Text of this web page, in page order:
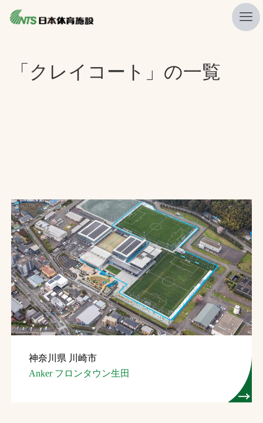
ニュース
会社概要
採用情報
検索
お問合せ
お取引先の皆様へ
ソーシャルメディアポリシー
「クレイコート」の一覧
神奈川県 川崎市
Anker フロンタウン生田